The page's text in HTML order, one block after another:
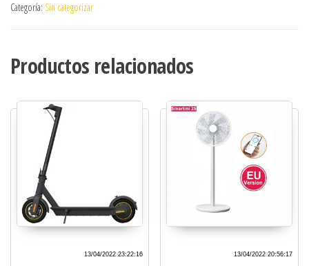
Categoría: Sin categorizar
Productos relacionados
13/04/2022 23:22:16 13/04/2022 20:56:17